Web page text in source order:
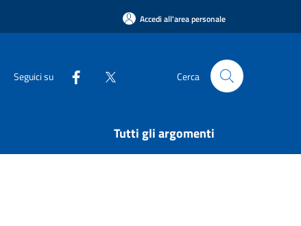
Accedi all'area personale
Seguici su Cerca
Tutti gli argomenti